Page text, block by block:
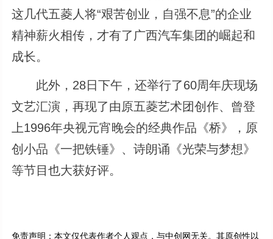
这几代五菱人将“艰苦创业，自强不息”的企业
精神薪火相传，才有了广西汽车集团的崛起和
成长。
此外，28日下午，还举行了60周年庆现场
文艺汇演，再现了由原五菱艺术团创作、曾登
上1996年央视元宵晚会的经典作品《桥》，原
创小品《一把铁锤》、诗朗诵《光荣与梦想》
等节目也大获好评。
免责声明：本文仅代表作者个人观点，与中创网无关。其原创性以